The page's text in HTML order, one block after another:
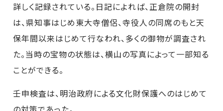
詳しく記録されている。日記によれば、正倉院の開封
は、県知事はじめ東大寺僧侶、寺役人の同席のもと天
保年間以来はじめて行なわれ、多くの御物が調査され
た。当時の宝物の状態は、横山の写真によって一部知る
ことができる。
壬申検査は、明治政府による文化財保護へのはじめて